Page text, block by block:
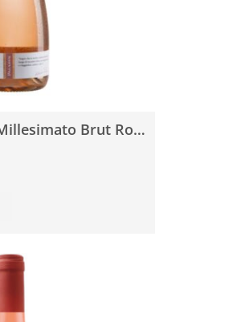
Paladin Prosecco Millesimato Brut Rosé 0,75l